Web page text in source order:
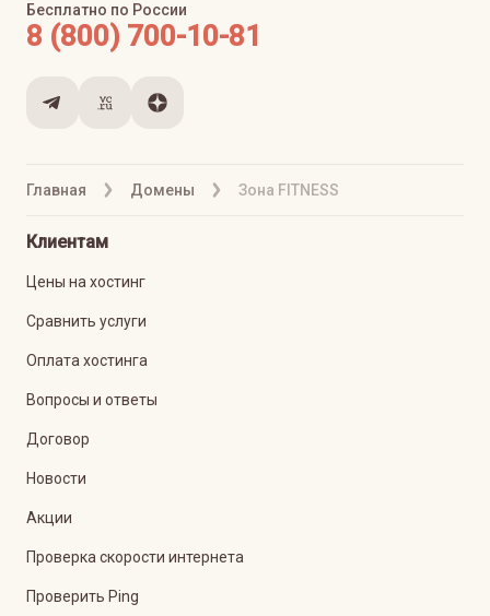
Главная Домены Зона FITNESS
Бесплатно по России
8 (800) 700-10-81
Клиентам
Цены на хостинг
Сравнить услуги
Оплата хостинга
Вопросы и ответы
Договор
Новости
Акции
Проверка скорости интернета
Проверить Ping